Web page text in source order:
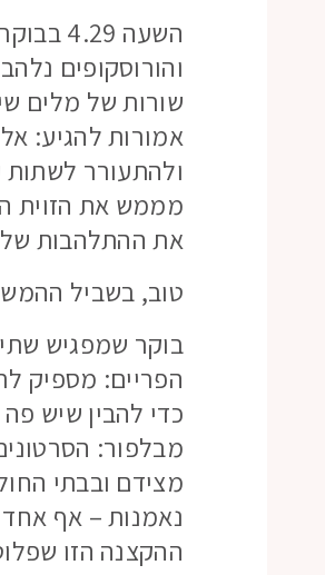
השעה
והורוסקופים
שורות של מלים
אמורות להגיע:
ולהתעורר
מממש את הזוית
את ההתלהבות של
טוב, בשביל
בוקר שמפגיש
הפריים: מספיק
כדי להבין שיש
מבלפור:
מצידם ובבתי
נאמנות – אף
ההקצנה הזו